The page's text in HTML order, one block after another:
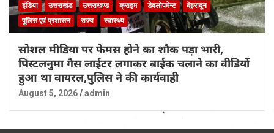
इंडिया उत्तराखंड उत्तराखण्ड क्राइम डेवलोपमेन्ट
देहरादून
पुलिस एवं प्रशासन
राज्य स्वास्थ्य
सोशल मीडिया पर फेमस होने का शौक पड़ा भारी,
पिस्टलनुमा गैस लाईटर लगाकर बाईक चलाने का वीडियों
हुआ था वायरल,पुलिस ने की कार्यवाही
August 5, 2026 admin